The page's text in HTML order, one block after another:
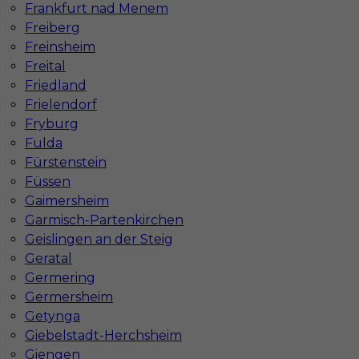
Frankfurt nad Menem
Freiberg
Freinsheim
Freital
Friedland
Frielendorf
Fryburg
Fulda
Fürstenstein
Füssen
Gaimersheim
Garmisch-Partenkirchen
Geislingen an der Steig
Geratal
Germering
Germersheim
Getynga
Giebelstadt-Herchsheim
Giengen
InServ © 2014 – 2026 | Wszelkie prawa zastrzeżone